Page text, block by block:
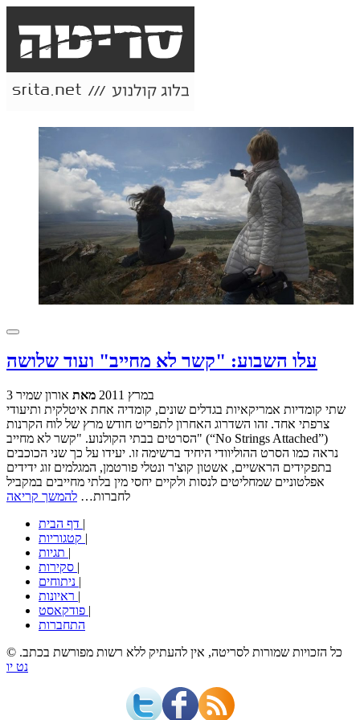
עלו השבוע: "קשר לא מחייב" ועוד שלושה
3 במרץ 2011 מאת אורון שמיר
שתי קומדיות אמריקאיות בגדלים שונים, קומדיה אחת איטלקית ותיעודי
צרפתי אחד. זהו השדרוג האחרון לתפריט חודש מרץ של לוח הקרנות
הסרטים בבתי הקולנוע. "קשר לא מחייב" (“No Strings Attached”)
נראה כמו הסרט ההוליוודי היחיד ברשימה זו. יעידו על כך שני הכוכבים
בתפקידים הראשיים, אשטון קוצ'ר ונטלי פורטמן, המגלמים זוג ידידים
אפלטוניים שמחליטים לנסות ולקיים יחסי מין בלתי מחייבים במקביל
לחברות… להמשך קריאה
|
|
|
|
|
|
|
התחברות
© כל הזכויות שמורות לסריטה, אין להעתיק ללא רשות מפורשת בכתב.
נט יו